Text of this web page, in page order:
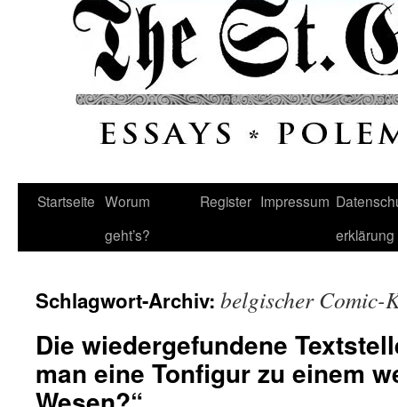
Startseite Worum
geht’s?
Register Impressum
erklärung
Schlagwort-Archiv: belgischer Comic-
Die wiedergefundene
man eine Tonfigur zu einem